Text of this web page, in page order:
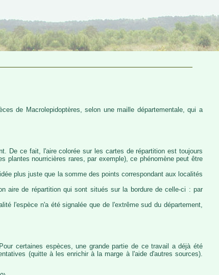
de Macrolepidoptères, selon une maille départementale, qui a
De ce fait, l'aire colorée sur les cartes de répartition est toujours
plantes nourricières rares, par exemple), ce phénomène peut être
plus juste que la somme des points correspondant aux localités
aire de répartition qui sont situés sur la bordure de celle-ci : par
l'espèce n'a été signalée que de l'extrême sud du département,
certaines espèces, une grande partie de ce travail a déjà été
(quitte à les enrichir à la marge à l'aide d'autres sources).